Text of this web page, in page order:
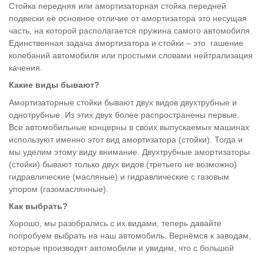
Стойка передняя или амортизаторная стойка передней
подвески её основное отличие от амортизатора это несущая
часть, на которой располагается пружина самого автомобиля.
Единственная задача амортизатора и стойки – это гашение
колебаний автомобиля или простыми словами нейтрализация
качения.
Какие виды бывают?
Амортизаторные стойки бывают двух видов двухтрубные и
однотрубные. Из этих двух более распространены первые.
Все автомобильные концерны в своих выпускаемых машинах
используют именно этот вид амортизатора (стойки). Тогда и
мы уделим этому виду внимание. Двухтрубные амортизаторы
(стойки) бывают только двух видов (третьего не возможно)
гидравлические (масляные) и гидравлические с газовым
упором (газомаслянные).
Как выбрать?
Хорошо, мы разобрались с их видами, теперь давайте
попробуем выбрать на наш автомобиль. Вернёмся к заводам,
которые производят автомобили и увидим, что с большой